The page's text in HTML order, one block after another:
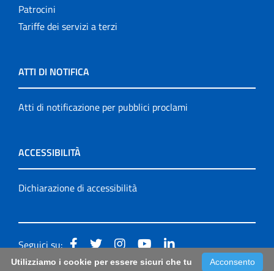
Patrocini
Tariffe dei servizi a terzi
ATTI DI NOTIFICA
Atti di notificazione per pubblici proclami
ACCESSIBILITÀ
Dichiarazione di accessibilità
Seguici su:
Acconsento
Utilizziamo i cookie per essere sicuri che tu